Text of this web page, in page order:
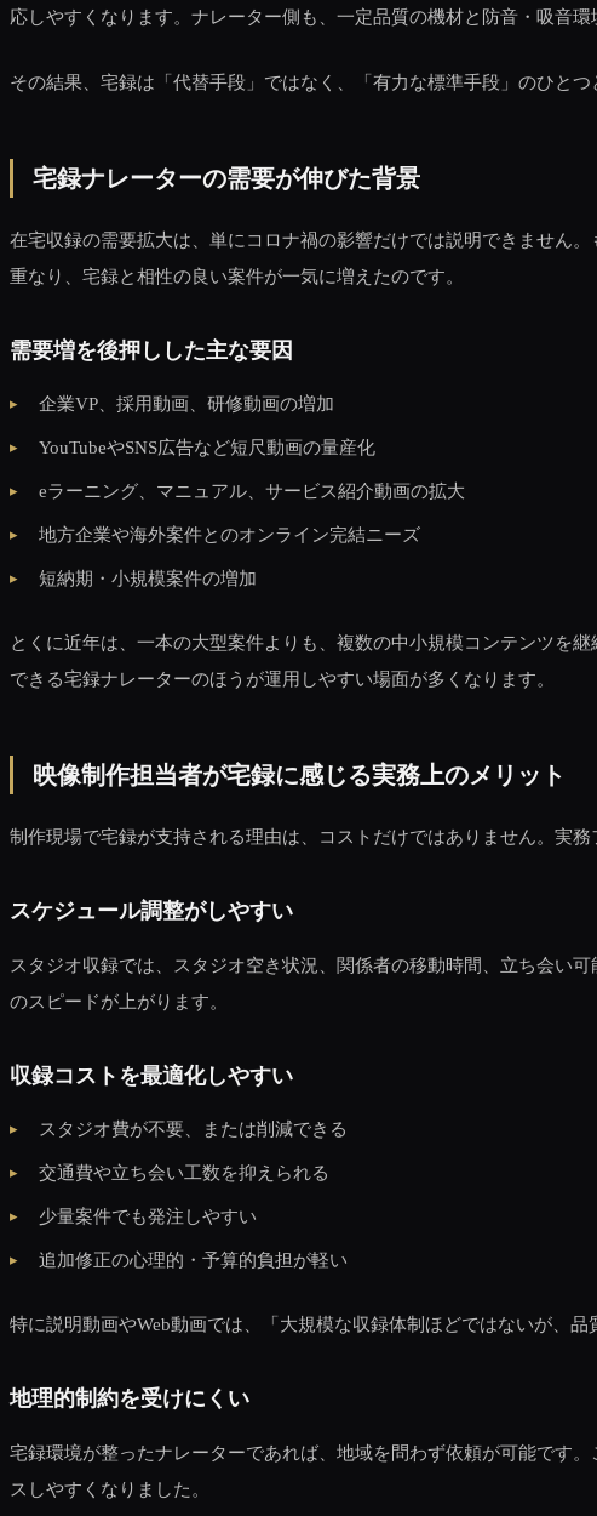
応しやすくなります。ナレーター側も、一定品質の機材と防音・吸音
その結果、宅録は「代替手段」ではなく、「有力な標準手段」のひとつ
宅録ナレーターの需要が伸びた背景
在宅収録の需要拡大は、単にコロナ禍の影響だけでは説明できません
重なり、宅録と相性の良い案件が一気に増えたのです。
需要増を後押しした主な要因
企業VP、採用動画、研修動画の増加
YouTubeやSNS広告など短尺動画の量産化
eラーニング、マニュアル、サービス紹介動画の拡大
地方企業や海外案件とのオンライン完結ニーズ
短納期・小規模案件の増加
とくに近年は、一本の大型案件よりも、複数の中小規模コンテンツを
できる宅録ナレーターのほうが運用しやすい場面が多くなります。
映像制作担当者が宅録に感じる実務上のメリット
制作現場で宅録が支持される理由は、コストだけではありません。実
スケジュール調整がしやすい
スタジオ収録では、スタジオ空き状況、関係者の移動時間、立ち会い
のスピードが上がります。
収録コストを最適化しやすい
スタジオ費が不要、または削減できる
交通費や立ち会い工数を抑えられる
少量案件でも発注しやすい
追加修正の心理的・予算的負担が軽い
特に説明動画やWeb動画では、「大規模な収録体制ほどではないが、
地理的制約を受けにくい
宅録環境が整ったナレーターであれば、地域を問わず依頼が可能です
スしやすくなりました。